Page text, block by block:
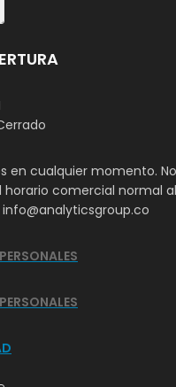
en cualquier momento.
comercial normal
info@analyticsgroup.co